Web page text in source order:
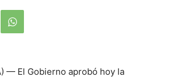
— El Gobierno aprobó hoy la